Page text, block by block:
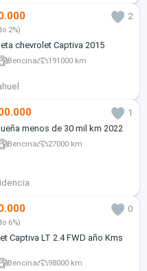
2
2%)
chevrolet Captiva 2015
Bencina 191000 km
1
menos de 30 mil km 2022
Bencina 27000 km
0
6%)
Captiva LT 2.4 FWD año Kms
Bencina 98000 km